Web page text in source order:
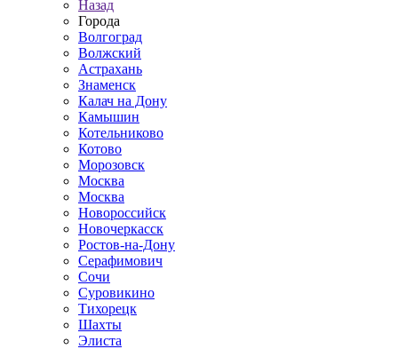
Назад
Города
Волгоград
Волжский
Астрахань
Знаменск
Калач на Дону
Камышин
Котельниково
Котово
Морозовск
Москва
Москва
Новороссийск
Новочеркасск
Ростов-на-Дону
Серафимович
Сочи
Суровикино
Тихорецк
Шахты
Элиста